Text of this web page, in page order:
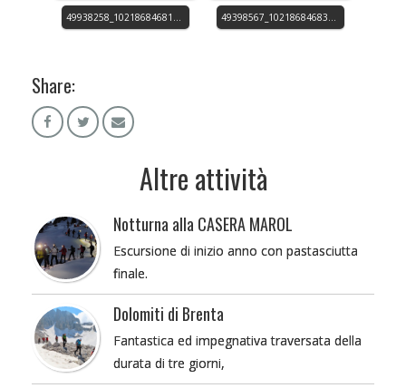
Share:
Altre attività
Notturna alla CASERA MAROL
Escursione di inizio anno con pastasciutta
finale.
Dolomiti di Brenta
Fantastica ed impegnativa traversata della
durata di tre giorni,